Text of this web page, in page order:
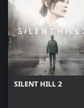
SILENT HILL 2